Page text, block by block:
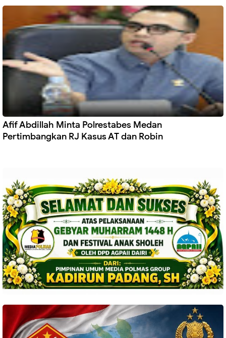
Afif Abdillah Minta Polrestabes Medan
Pertimbangkan RJ Kasus AT dan Robin